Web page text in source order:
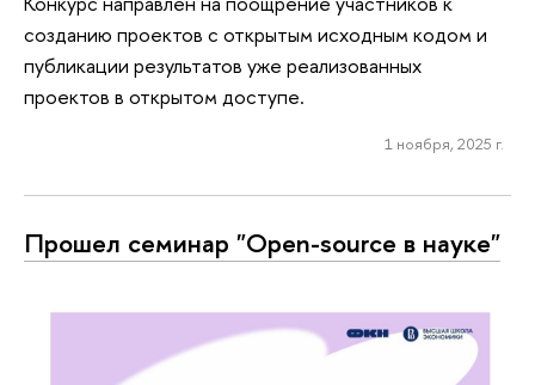
созданию проектов с открытым исходным кодом и
публикации результатов уже реализованных
проектов в открытом доступе.
1 ноября, 2025 г.
Прошел семинар "Open-source в науке"